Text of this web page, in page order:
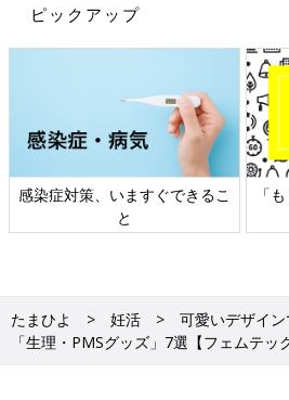
ピックアップ
ん・
日本外来小児科学会リーフレッ
たまひよ 妊活
可愛いデザイ
「生理・PMSグッズ」7選【フェムテッ